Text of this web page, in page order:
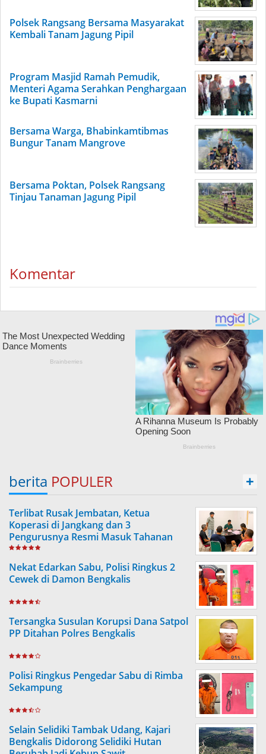
Polsek Rangsang Bersama Masyarakat
Kembali Tanam Jagung Pipil
Program Masjid Ramah Pemudik,
Menteri Agama Serahkan Penghargaan
ke Bupati Kasmarni
Bersama Warga, Bhabinkamtibmas
Bungur Tanam Mangrove
Bersama Poktan, Polsek Rangsang
Tinjau Tanaman Jagung Pipil
Komentar
berita POPULER +
Terlibat Rusak Jembatan, Ketua
Koperasi di Jangkang dan 3
Pengurusnya Resmi Masuk Tahanan
Jaksa
Nekat Edarkan Sabu, Polisi Ringkus 2
Cewek di Damon Bengkalis
Tersangka Susulan Korupsi Dana Satpol
PP Ditahan Polres Bengkalis
Polisi Ringkus Pengedar Sabu di Rimba
Sekampung
Selain Selidiki Tambak Udang, Kajari
Bengkalis Didorong Selidiki Hutan